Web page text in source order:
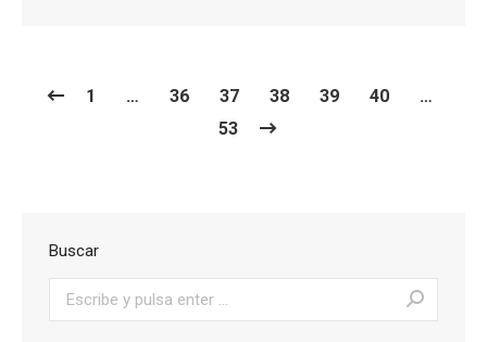
1 … 36 37 38 39 40
…
53
Buscar
Buscar: